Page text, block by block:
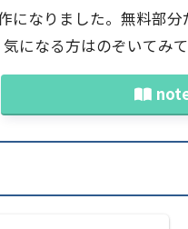
になりました。無料部
になる方はのぞいてみて